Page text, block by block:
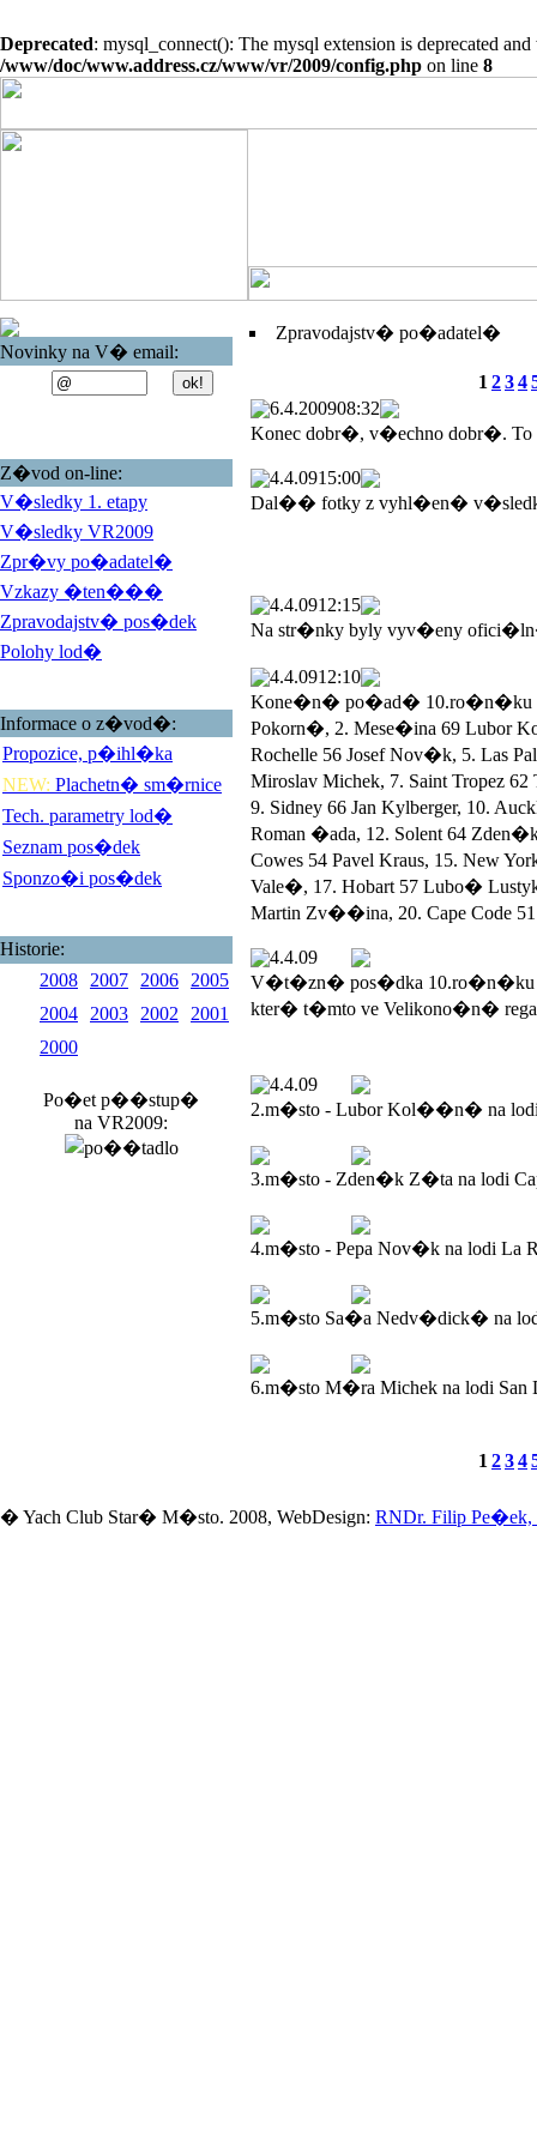
Deprecated: mysql_connect(): The mysql extension is deprecated
/www/doc/www.address.cz/www/vr/2009/config.php on line 8
Novinky na V� email:
Z�vod on-line:
V�sledky 1. etapy
V�sledky VR2009
Zpr�vy po�adatel�
Vzkazy �ten���
Zpravodajstv� pos�dek
Polohy lod�
Informace o z�vod�:
Propozice, p�ihl�ka
NEW: Plachetn� sm�rnice
Tech. parametry lod�
Seznam pos�dek
Sponzo�i pos�dek
Historie:
2008
2007 2006
2005
2004
2003 2002
2001
2000
Po�et p��stup�
na VR2009:
Zpravodajstv� po�adatel�
1 234
6.4.200908:32
Konec dobr�, v�echno dobr�.
4.4.0915:00
Dal�� fotky z vyhl�en�
4.4.0912:15
Na str�nky byly vyv�eny
4.4.0912:10
Kone�n� po�ad� 10.ro�n�ku
Pokorn�, 2. Mese�ina 69 Lubor
Rochelle 56 Josef Nov�k, 5. Las
Miroslav Michek, 7. Saint Tropez
9. Sidney 66 Jan Kylberger, 10.
Roman �ada, 12. Solent 64
Cowes 54 Pavel Kraus, 15. New
Vale�, 17. Hobart 57 Lubo�
Martin Zv��ina, 20. Cape Code 51
4.4.09
V�t�zn� pos�dka 10.ro�n�ku
kter� t�mto ve Velikono�n�
4.4.09
2.m�sto - Lubor Kol��n� na
3.m�sto - Zden�k Z�ta na lodi
4.m�sto - Pepa Nov�k na lodi La
5.m�sto Sa�a Nedv�dick� na
6.m�sto M�ra Michek na lodi San
1 234
� Yach Club Star� M�sto. 2008, WebDesign: RNDr. Filip Pe�ek,